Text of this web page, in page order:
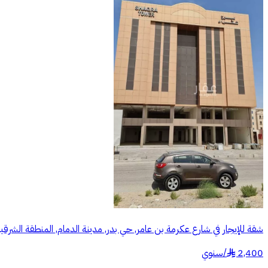
شقة للإيجار في شارع عكرمة بن عامر, حي بدر, مدينة الدمام, المنطقة
2,400
§
/سنوي